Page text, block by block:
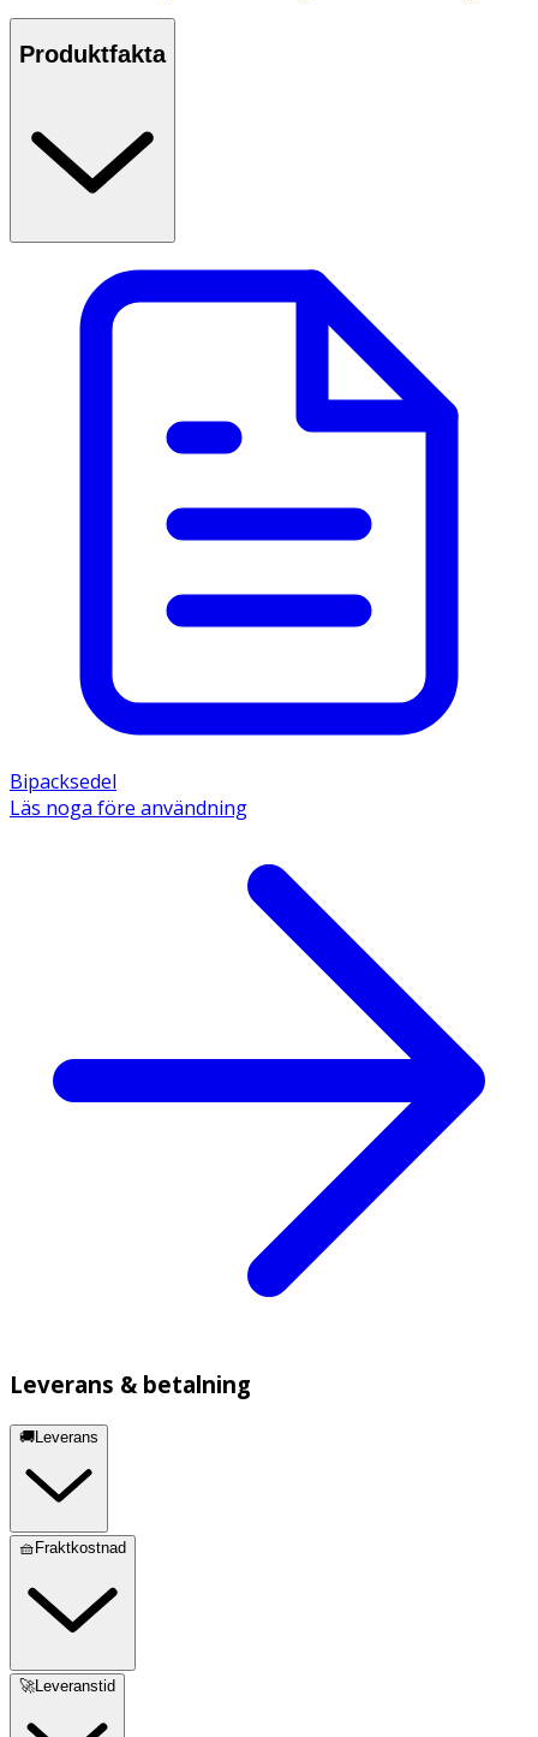
Produktfakta
Bipacksedel
Läs noga före användning
Leverans & betalning
🚚Leverans
🧺Fraktkostnad
🚀Leveranstid